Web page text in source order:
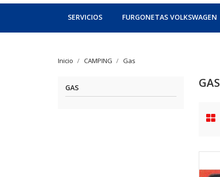
SERVICIOS FURGONETAS VOLKSWAGEN
Inicio CAMPING Gas
GAS GAS